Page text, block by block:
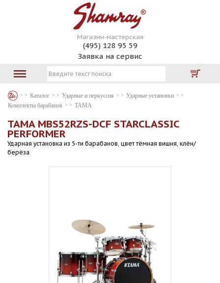
Магазин-мастерская
(495) 128 95 59
Заявка на сервис
Каталог Ударные и перкуссия
Ударные установки
Комплекты барабанов
TAMA
TAMA MBS52RZS-DCF STARCLASSIC
PERFORMER
Ударная установка из 5-ти барабанов, цвет тёмная вишня, клён/
берёза